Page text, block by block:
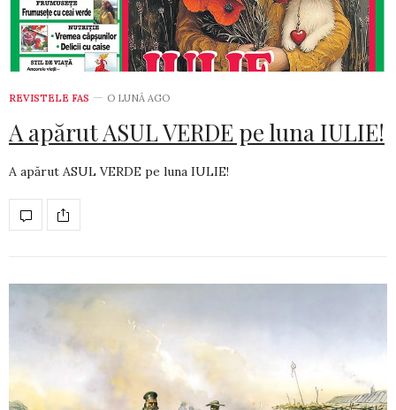
REVISTELE FAS O LUNĂ AGO
A apărut ASUL VERDE pe luna IULIE!
A apărut ASUL VERDE pe luna IULIE!